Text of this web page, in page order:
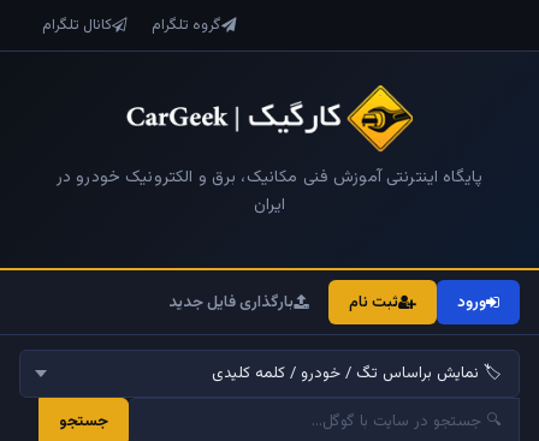
گروه تلگرام کانال تلگرام
پایگاه اینترنتی آموزش فنی مکانیک، برق و الکترونیک خودرو در
ایران
ورود ثبت نام بارگذاری فایل جدید
جستجو